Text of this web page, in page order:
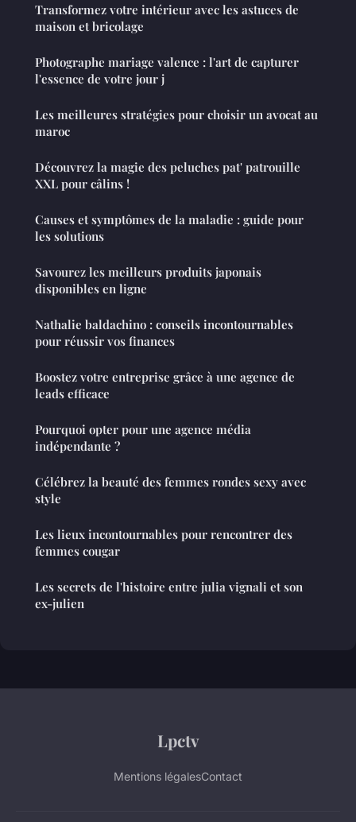
Transformez votre intérieur avec les astuces de
maison et bricolage
Photographe mariage valence : l'art de capturer
l'essence de votre jour j
Les meilleures stratégies pour choisir un avocat au
maroc
Découvrez la magie des peluches pat' patrouille
XXL pour câlins !
Causes et symptômes de la maladie : guide pour
les solutions
Savourez les meilleurs produits japonais
disponibles en ligne
Nathalie baldachino : conseils incontournables
pour réussir vos finances
Boostez votre entreprise grâce à une agence de
leads efficace
Pourquoi opter pour une agence média
indépendante ?
Célébrez la beauté des femmes rondes sexy avec
style
Les lieux incontournables pour rencontrer des
femmes cougar
Les secrets de l'histoire entre julia vignali et son
ex-julien
Lpctv
Mentions légalesContact